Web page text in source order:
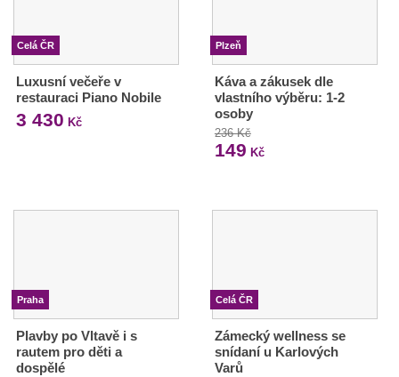
Celá ČR
Luxusní večeře v
restauraci Piano Nobile
3 430 Kč
Plzeň
Káva a zákusek dle
vlastního výběru: 1-2
osoby
236 Kč
149 Kč
Praha
Plavby po Vltavě i s
rautem pro děti a
dospělé
Celá ČR
Zámecký wellness se
snídaní u Karlových
Varů